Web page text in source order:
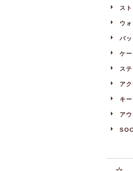
ス
ウ
バ
ケー
ス
ア
キ
ア